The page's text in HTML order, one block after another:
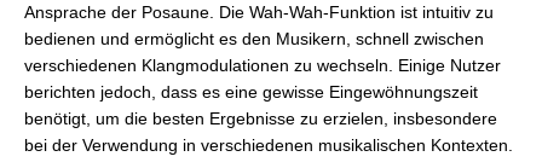
Ansprache der Posaune. Die Wah-Wah-Funktion ist intuitiv zu
bedienen und ermöglicht es den Musikern, schnell zwischen
verschiedenen Klangmodulationen zu wechseln. Einige Nutzer
berichten jedoch, dass es eine gewisse Eingewöhnungszeit
benötigt, um die besten Ergebnisse zu erzielen, insbesondere
bei der Verwendung in verschiedenen musikalischen Kontexten.